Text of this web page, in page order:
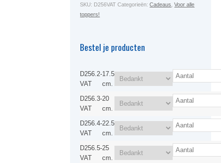
SKU: D256VAT Categorieën:Cadeaus ,Voor alle
toppers!
Bestel je producten
D256.2-
VAT
17.5
cm.
D256.3-
VAT
20
cm.
D256.4-
VAT
22.5
cm.
D256.5-
VAT
25
cm.